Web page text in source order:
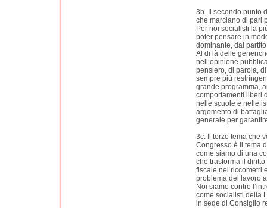
3b. Il secondo punto
che marciano di pari
Per noi socialisti la
poter pensare in
dominante, dal
Al di là delle
nell’opinione
pensiero, di parola,
sempre più
grande programma,
comportamenti liberi
nelle scuole e nelle
argomento di
generale per
3c. Il terzo tema che
Congresso è il tema
come siamo di una
che trasforma il
fiscale nei riccometri
problema del lavoro
Noi siamo contro
come socialisti della
in sede di Consiglio